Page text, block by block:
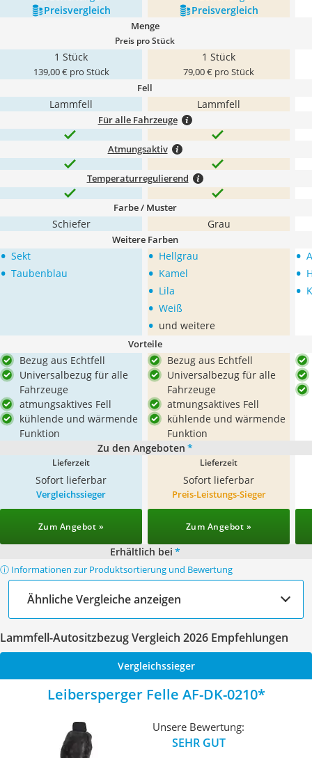
Preis­vergleich Preis­vergleich
Menge
Preis pro Stück
1 Stück
139,00 € pro Stück
1 Stück
79,00 € pro Stück
Fell
Lammfell Lammfell
Für alle Fahrzeuge
Atmungsaktiv
Temperaturregulierend
Farbe / Muster
Schiefer Grau
Weitere Farben
• Sekt
• Taubenblau
• Hellgrau
• Kamel
• Lila
• Weiß
• und weitere
•
•
•
Vorteile
Bezug aus Echtfell
Universalbezug für alle
Fahrzeuge
atmungsaktives Fell
kühlende und wärmende
Funktion
Bezug aus Echtfell
Universalbezug für alle
Fahrzeuge
atmungsaktives Fell
kühlende und wärmende
Funktion
Zu den Angeboten *
Lieferzeit
Sofort lieferbar
Lieferzeit
Sofort lieferbar
Vergleichssieger
Zum Angebot »
Preis-Leistungs-Sieger
Zum Angebot »
Erhältlich bei *
ⓘ Informationen zur Produktsortierung und Bewertung
Ähnliche Vergleiche anzeigen
Lammfell-Autositzbezug Vergleich 2026 Empfehlungen
Vergleichssieger
Leibersperger Felle AF-DK-0210
Unsere Bewertung:
SEHR GUT